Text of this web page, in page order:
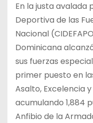
En la justa avalada
Deportiva de las
Nacional
Dominicana
sus fuerzas
primer puesto en
Asalto, Excelencia
acumulando 1,884
Anfibio de la